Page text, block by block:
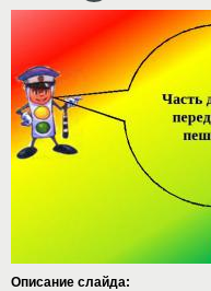
Описание слайда: